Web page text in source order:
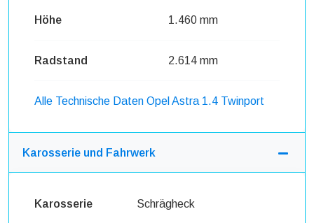
Höhe 1.460 mm
Radstand 2.614 mm
Alle Technische Daten Opel Astra 1.4 Twinport
Karosserie und Fahrwerk
Karosserie Schrägheck